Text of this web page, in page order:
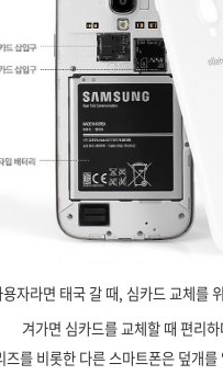
자라면 태국 갈 때, 심카드 교체를
겨가면 심카드를 교체할 때 편리
를 비롯한 다른 스마트폰은 덮개를